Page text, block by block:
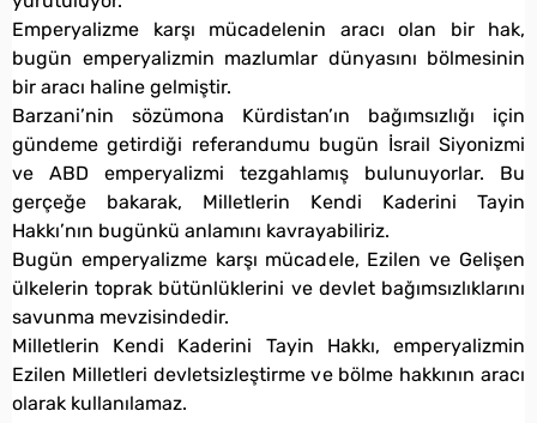
Emperyalizme karşı mücadelenin aracı olan bir hak,
bugün emperyalizmin mazlumlar dünyasını bölmesinin
bir aracı haline gelmiştir.
Barzani’nin sözümona Kürdistan’ın bağımsızlığı için
gündeme getirdiği referandumu bugün İsrail Siyonizmi
ve ABD emperyalizmi tezgahlamış bulunuyorlar. Bu
gerçeğe bakarak, Milletlerin Kendi Kaderini Tayin
Hakkı’nın bugünkü anlamını kavrayabiliriz.
Bugün emperyalizme karşı mücadele, Ezilen ve Gelişen
ülkelerin toprak bütünlüklerini ve devlet bağımsızlıklarını
savunma mevzisindedir.
Milletlerin Kendi Kaderini Tayin Hakkı, emperyalizmin
Ezilen Milletleri devletsizleştirme ve bölme hakkının aracı
olarak kullanılamaz.